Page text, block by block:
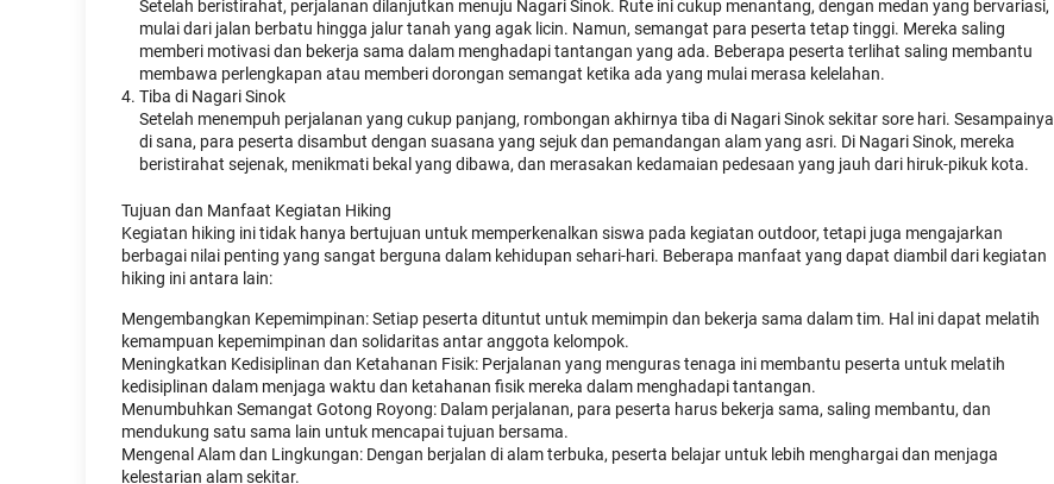
Setelah beristirahat, perjalanan dilanjutkan menuju Nagari Sinok. Rute ini cukup menantang, dengan medan yang bervariasi,
mulai dari jalan berbatu hingga jalur tanah yang agak licin. Namun, semangat para peserta tetap tinggi. Mereka saling
memberi motivasi dan bekerja sama dalam menghadapi tantangan yang ada. Beberapa peserta terlihat saling membantu
membawa perlengkapan atau memberi dorongan semangat ketika ada yang mulai merasa kelelahan.
Tiba di Nagari Sinok
Setelah menempuh perjalanan yang cukup panjang, rombongan akhirnya tiba di Nagari Sinok sekitar sore hari. Sesampainya
di sana, para peserta disambut dengan suasana yang sejuk dan pemandangan alam yang asri. Di Nagari Sinok, mereka
beristirahat sejenak, menikmati bekal yang dibawa, dan merasakan kedamaian pedesaan yang jauh dari hiruk-pikuk kota.
Tujuan dan Manfaat Kegiatan Hiking
Kegiatan hiking ini tidak hanya bertujuan untuk memperkenalkan siswa pada kegiatan outdoor, tetapi juga mengajarkan
berbagai nilai penting yang sangat berguna dalam kehidupan sehari-hari. Beberapa manfaat yang dapat diambil dari kegiatan
hiking ini antara lain:
Mengembangkan Kepemimpinan: Setiap peserta dituntut untuk memimpin dan bekerja sama dalam tim. Hal ini dapat melatih
kemampuan kepemimpinan dan solidaritas antar anggota kelompok.
Meningkatkan Kedisiplinan dan Ketahanan Fisik: Perjalanan yang menguras tenaga ini membantu peserta untuk melatih
kedisiplinan dalam menjaga waktu dan ketahanan fisik mereka dalam menghadapi tantangan.
Menumbuhkan Semangat Gotong Royong: Dalam perjalanan, para peserta harus bekerja sama, saling membantu, dan
mendukung satu sama lain untuk mencapai tujuan bersama.
Mengenal Alam dan Lingkungan: Dengan berjalan di alam terbuka, peserta belajar untuk lebih menghargai dan menjaga
kelestarian alam sekitar.